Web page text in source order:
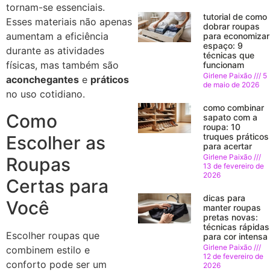
tornam-se essenciais.
Esses materiais não apenas
aumentam a eficiência
durante as atividades
físicas, mas também são
aconchegantes e práticos
no uso cotidiano.
Como
Escolher as
Roupas
Certas para
Você
Escolher roupas que
combinem estilo e
conforto pode ser um
tutorial de como
dobrar roupas
para economizar
espaço: 9
técnicas que
funcionam
Girlene Paixão
5
de maio de 2026
como combinar
sapato com a
roupa: 10
truques práticos
para acertar
Girlene Paixão
13 de fevereiro de
2026
dicas para
manter roupas
pretas novas:
técnicas rápidas
para cor intensa
Girlene Paixão
12 de fevereiro de
2026